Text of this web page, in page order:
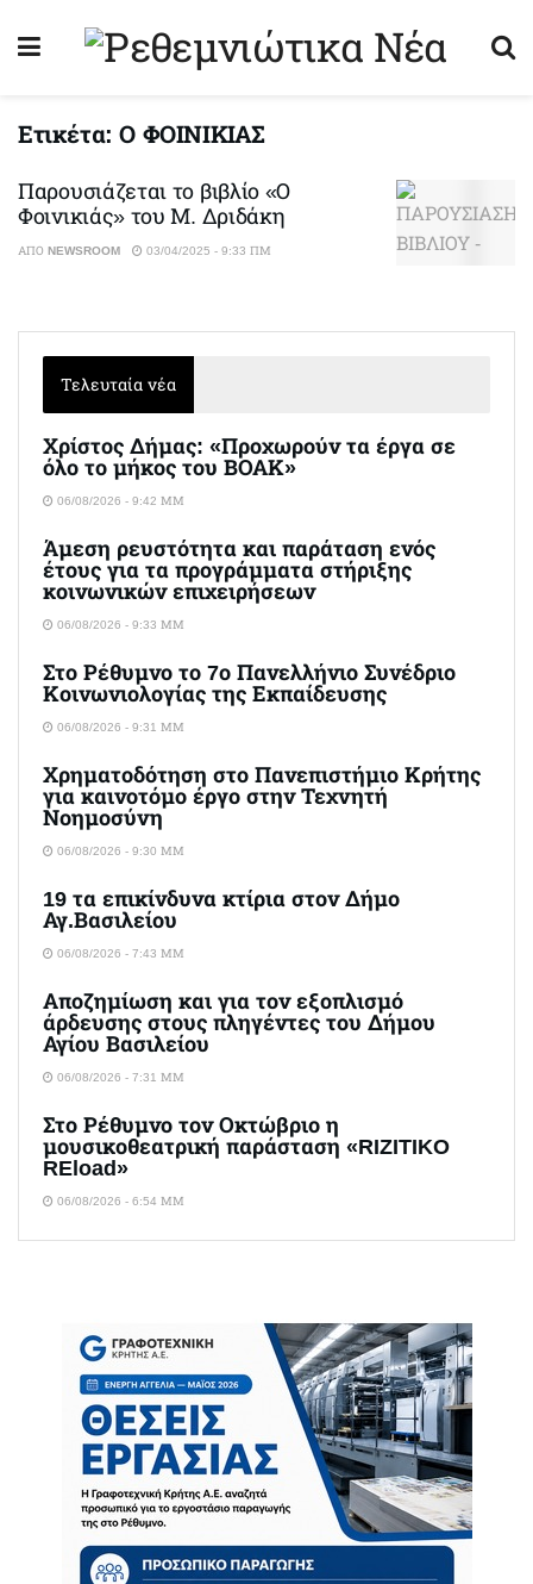
Ετικέτα:Ο ΦΟΙΝΙΚΙΑΣ
Παρουσιάζεται το βιβλίο «Ο
Φοινικιάς» του Μ. Δριδάκη
ΑΠΌ NEWSROOM 03/04/2025 - 9:33 ΠΜ
Τελευταία νέα
Χρίστος Δήμας: «Προχωρούν τα έργα σε
όλο το μήκος του ΒΟΑΚ»
06/08/2026 - 9:42 ΜΜ
Άμεση ρευστότητα και παράταση ενός
έτους για τα προγράμματα στήριξης
κοινωνικών επιχειρήσεων
06/08/2026 - 9:33 ΜΜ
Στο Ρέθυμνο το 7ο Πανελλήνιο Συνέδριο
Κοινωνιολογίας της Εκπαίδευσης
06/08/2026 - 9:31 ΜΜ
Χρηματοδότηση στο Πανεπιστήμιο Κρήτης
για καινοτόμο έργο στην Τεχνητή
Νοημοσύνη
06/08/2026 - 9:30 ΜΜ
19 τα επικίνδυνα κτίρια στον Δήμο
Αγ.Βασιλείου
06/08/2026 - 7:43 ΜΜ
Αποζημίωση και για τον εξοπλισμό
άρδευσης στους πληγέντες του Δήμου
Αγίου Βασιλείου
06/08/2026 - 7:31 ΜΜ
Στο Ρέθυμνο τον Οκτώβριο η
μουσικοθεατρική παράσταση «RIZITIKO
REload»
06/08/2026 - 6:54 ΜΜ